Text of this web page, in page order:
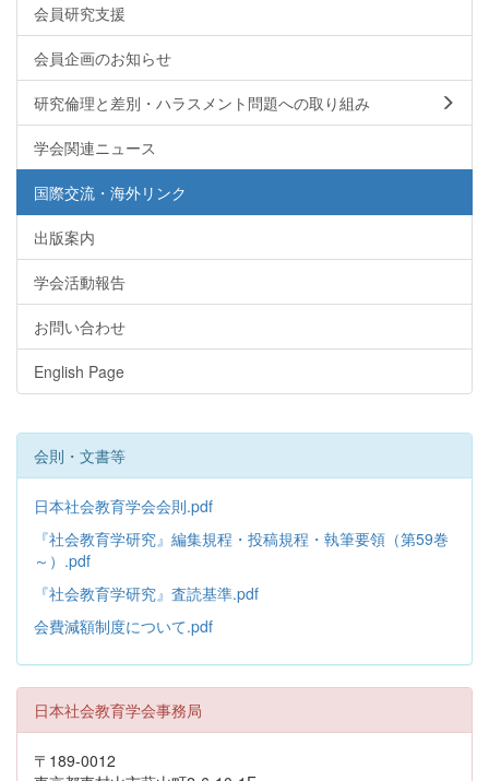
会員研究支援
会員企画のお知らせ
研究倫理と差別・ハラスメント問題への取り組み
学会関連ニュース
国際交流・海外リンク
出版案内
学会活動報告
お問い合わせ
English Page
会則・文書等
日本社会教育学会会則.pdf
『社会教育学研究』編集規程・投稿規程・執筆要領（第59巻
～）.pdf
『社会教育学研究』査読基準.pdf
会費減額制度について.pdf
日本社会教育学会事務局
〒189-0012